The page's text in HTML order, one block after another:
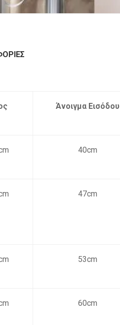
Άνοιγμα Εισόδου
40cm
47cm
53cm
60cm